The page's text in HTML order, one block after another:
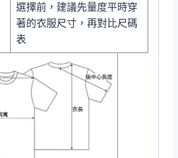
選擇前，建議先量度平時穿
著的衣服尺寸，再對比尺碼
表